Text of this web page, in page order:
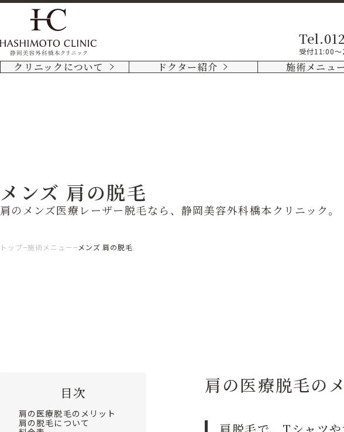
受付11:00
クリニックについて ドクター紹介 施術メニュ
メンズ 肩の脱毛
肩のメンズ医療レーザー脱毛なら、静岡美容外科橋本クリニック。
トップ 施術メニュー メンズ 肩の脱毛
目次
肩の医療脱毛のメリット
肩の脱毛について
肩の医療脱毛の